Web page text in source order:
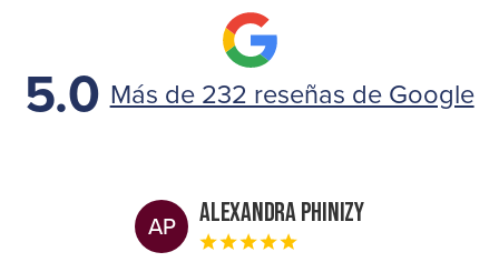
5.0 Más de 232 reseñas de Google
AP Alexandra Phinizy